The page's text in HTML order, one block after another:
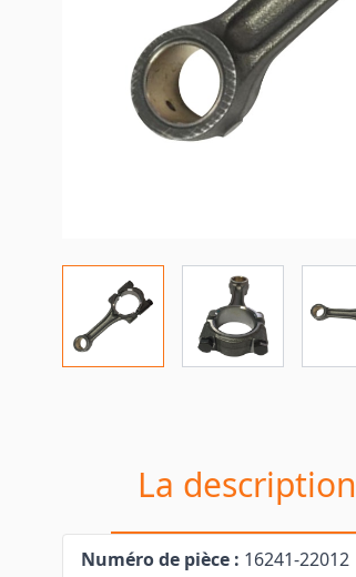
La description
Numéro de pièce : 16241-22012